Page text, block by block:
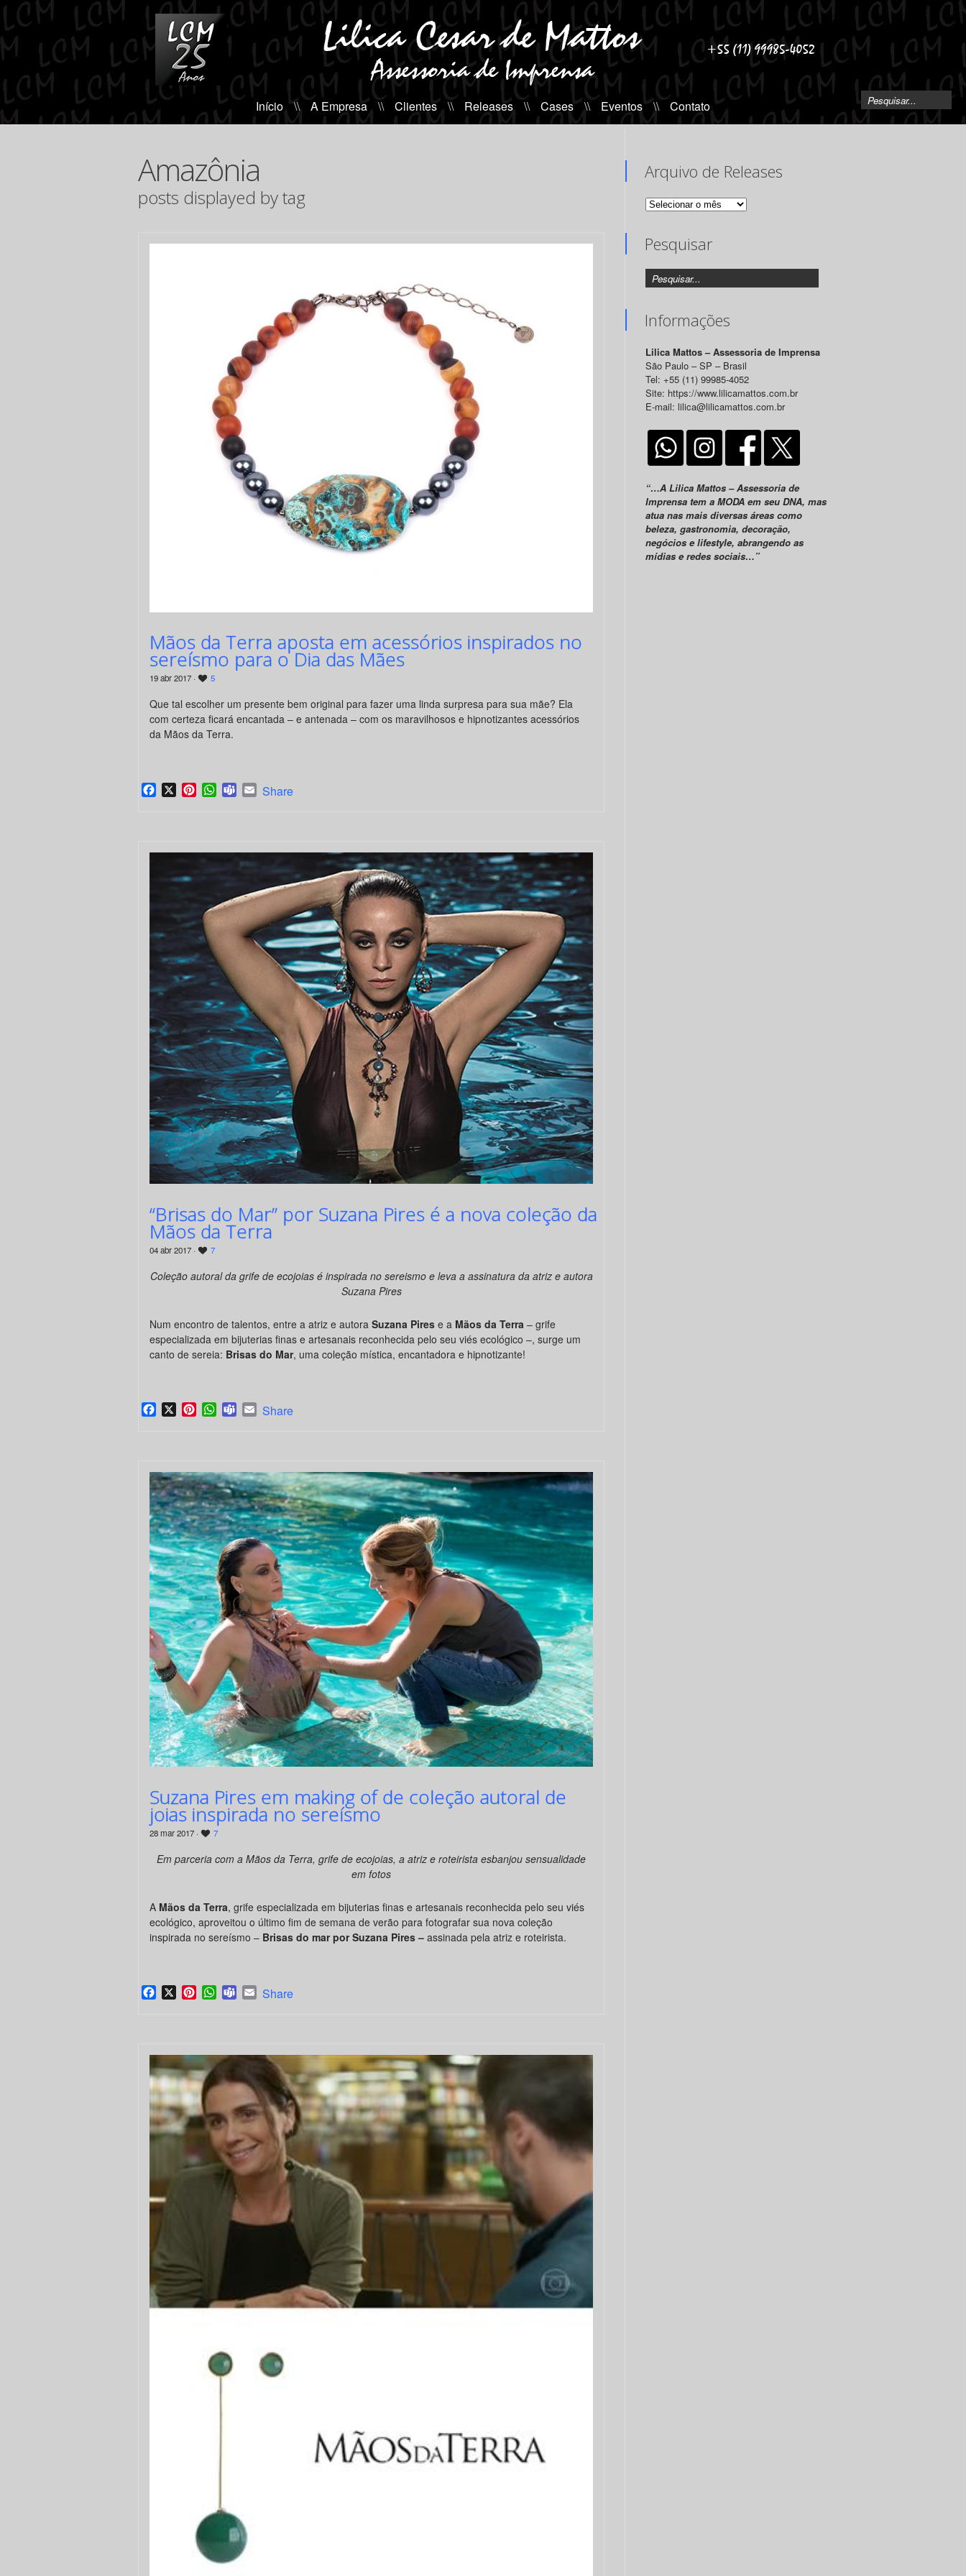
Início \\ A Empresa \\ Clientes \\ Releases \\ Cases \\ Eventos \\ Contato
Amazônia
posts displayed by tag
Mãos da Terra aposta em acessórios inspirados no
sereísmo para o Dia das Mães
19 abr 2017 · 5
Que tal escolher um presente bem original para fazer uma linda surpresa para sua mãe? Ela
com certeza ficará encantada – e antenada – com os maravilhosos e hipnotizantes acessórios
da Mãos da Terra.
Facebook
X PinterestWhatsApp
TeamsEmail
Share
“Brisas do Mar” por Suzana Pires é a nova coleção da
Mãos da Terra
04 abr 2017 · 7
Coleção autoral da grife de ecojoias é inspirada no sereismo e leva a assinatura da atriz e autora
Suzana Pires
Num encontro de talentos, entre a atriz e autora Suzana Pires e a Mãos da Terra – grife
especializada em bijuterias finas e artesanais reconhecida pelo seu viés ecológico –, surge um
canto de sereia: Brisas do Mar, uma coleção mística, encantadora e hipnotizante!
Facebook
X PinterestWhatsApp
TeamsEmail
Share
Suzana Pires em making of de coleção autoral de
joias inspirada no sereísmo
28 mar 2017 · 7
Em parceria com a Mãos da Terra, grife de ecojoias, a atriz e roteirista esbanjou sensualidade
em fotos
A Mãos da Terra, grife especializada em bijuterias finas e artesanais reconhecida pelo seu viés
ecológico, aproveitou o último fim de semana de verão para fotografar sua nova coleção
inspirada no sereísmo – Brisas do mar por Suzana Pires – assinada pela atriz e roteirista.
Facebook
X PinterestWhatsApp
TeamsEmail
Share
Arquivo de Releases
Arquivo
Pesquisar
Informações
Lilica Mattos – Assessoria de Imprensa
São Paulo – SP – Brasil
Tel: +55 (11) 99985-4052
Site: https://www.lilicamattos.com.br
E-mail: lilica@lilicamattos.com.br
“…A Lilica Mattos – Assessoria de
Imprensa tem a MODA em seu DNA, mas
atua nas mais diversas áreas como
beleza, gastronomia, decoração,
negócios e lifestyle, abrangendo as
mídias e redes sociais…”